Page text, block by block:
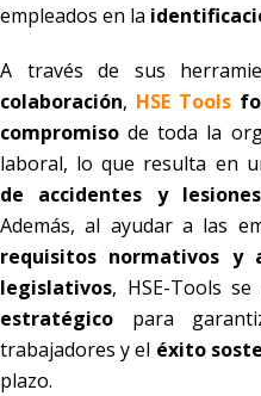
empleados en la
A través de sus
colaboración, HSE Tools
compromiso de toda la
laboral, lo que resulta en
de accidentes y lesiones
Además, al ayudar a las
requisitos normativos y
legislativos, HSE-Tools
estratégico para
trabajadores y el éxito
plazo.